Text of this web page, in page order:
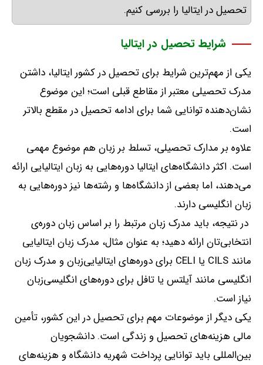
تحصیل در ایتالیا را بررسی کنیم.
شرایط تحصیل در ایتالیا
یکی از مهم‌ترین شرایط برای تحصیل در کشور ایتالیا، داشتن
مدرک تحصیلی معتبر از مقاطع قبلی است؛ این موضوع
نشان‌دهنده توانایی شما برای ادامه تحصیل در مقطع بالاتر
است.
علاوه بر مدارک تحصیلی، تسلط بر زبان هم موضوع مهمی
است. اکثر دانشگاه‌های ایتالیا دوره‌هایی به زبان ایتالیایی ارائه
می‌دهند، اما بعضی از دانشگاه‌ها و رشته‌ها نیز دوره‌هایی به
زبان انگلیسی دارند.
در نتیجه، باید مدرک زبان مرتبط را بر اساس زبان دوره‌ی
انتخابی‌تان ارائه دهید؛ به عنوان مثال، مدرک زبان ایتالیایی
مانند
یا
برای دوره‌های ایتالیایی‌زبان و مدرک زبان
انگلیسی مانند آیلتس یا تافل برای دوره‌های انگلیسی‌زبان
نیاز است.
یکی دیگر از موضوعات مهم برای تحصیل در این کشور، تأمین
مالی هزینه‌های تحصیل و زندگی است. دانشجویان
بین‌المللی باید توانایی پرداخت شهریه دانشگاه و هزینه‌های